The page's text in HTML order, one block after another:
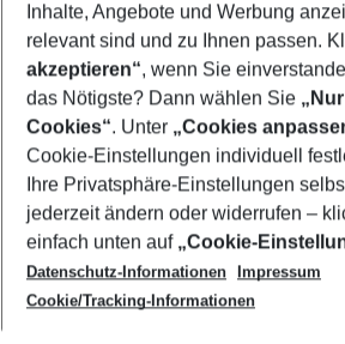
Footer
Footer navigation
Über uns
AGB
Cookie-Einstellungen ändern
Cookie-Richtlinie
Datenschutz
Service & Hilfe
Barrierefreies Reisen
Check-in
Folgen Sie uns
Inhalte, Angebote und Werbung
relevant sind und zu Ihnen passen.
akzeptieren“, wenn Sie
das Nötigste? Dann wählen Sie
Cookies“. Unter „Cookies
Cookie-Einstellungen individuell
Ihre Privatsphäre-Einstellungen
jederzeit ändern oder widerrufen –
einfach unten auf „Cookie-
Datenschutz-Informationen
Impressum
Cookie/Tracking-Informationen